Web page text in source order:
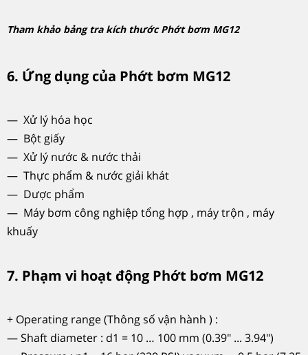
Tham khảo bảng tra kích thước Phớt bơm MG12
6. Ứng dụng của Phớt bơm MG12
— Xử lý hóa học
— Bột giấy
— Xử lý nước & nước thải
— Thực phẩm & nước giải khát
— Dược phẩm
— Máy bơm công nghiệp tổng hợp , máy trộn , máy
khuấy
7. Phạm vi hoạt động Phớt bơm MG12
+ Operating range (Thông số vận hành ) :
— Shaft diameter : d1 = 10 … 100 mm (0.39" ... 3.94")